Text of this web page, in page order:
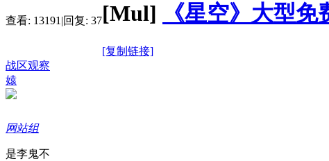
查看: 13191 |回复: 37[Mul] 《星空》大型
[复制链接]
战区观察
媴
网站组
是李鬼不